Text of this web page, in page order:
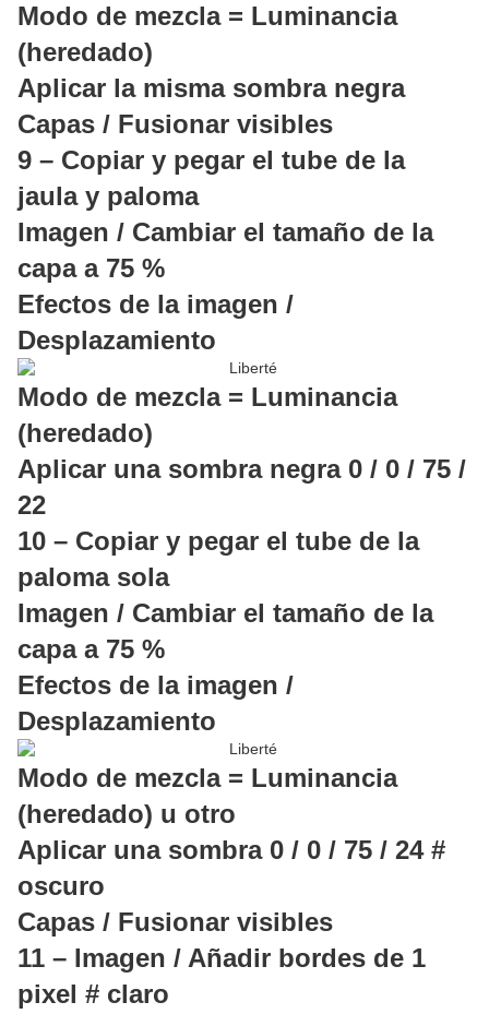
Modo de mezcla = Luminancia
(heredado)
Aplicar la misma sombra negra
Capas / Fusionar visibles
9 – Copiar y pegar el tube de la
jaula y paloma
Imagen / Cambiar el tamaño de la
capa a 75 %
Efectos de la imagen /
Desplazamiento
Modo de mezcla = Luminancia
(heredado)
Aplicar una sombra negra 0 / 0 / 75 /
22
10 – Copiar y pegar el tube de la
paloma sola
Imagen / Cambiar el tamaño de la
capa a 75 %
Efectos de la imagen /
Desplazamiento
Modo de mezcla = Luminancia
(heredado) u otro
Aplicar una sombra 0 / 0 / 75 / 24 #
oscuro
Capas / Fusionar visibles
11 – Imagen / Añadir bordes de 1
pixel # claro